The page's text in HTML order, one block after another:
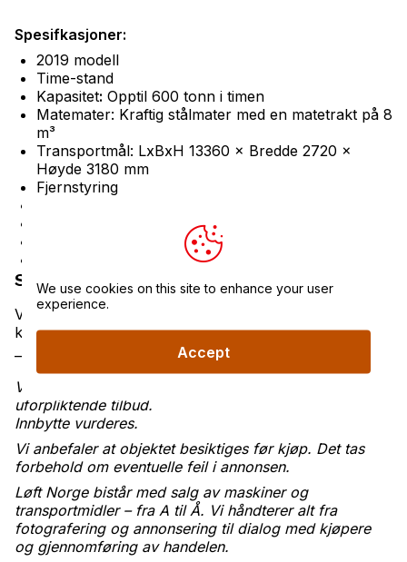
Spesifkasjoner:
2019 modell
Time-stand
Kapasitet: Opptil 600 tonn i timen
Matemater: Kraftig stålmater med en matetrakt på 8
m³
Transportmål: LxBxH 13360 × Bredde 2720 ×
Høyde 3180 mm
Fjernstyring
Salgsbetingelser
Vennligst oppgi referansenummer
kontakter oss.
_______________________________________________
Vi tilbyr gunstig finansiering – ta kontakt for et
uforpliktende tilbud.
Innbytte vurderes.
Vi anbefaler at objektet besiktiges før kjøp. Det tas
forbehold om eventuelle feil i annonsen.
Løft Norge bistår med salg av maskiner og
transportmidler – fra A til Å. Vi håndterer alt fra
fotografering og annonsering til dialog med kjøpere
og gjennomføring av handelen.
We use cookies on this site to enhance your user
experience.
Accept